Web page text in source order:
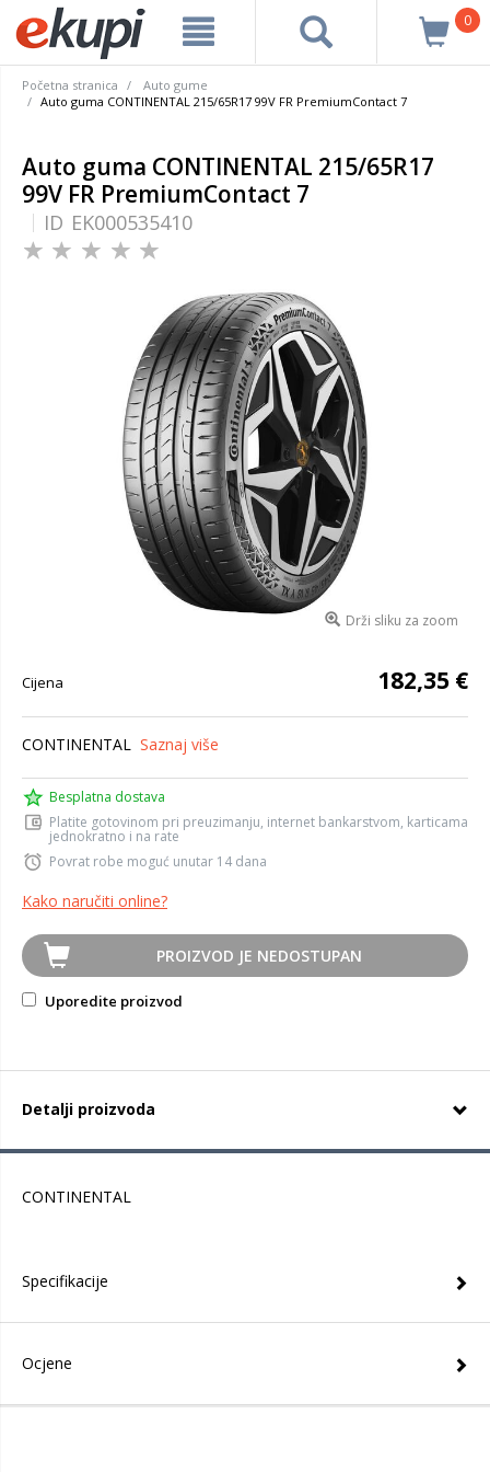
0
Početna stranica
Auto gume
Auto guma CONTINENTAL 215/65R17 99V FR PremiumContact 7
Auto guma CONTINENTAL 215/65R17
99V FR PremiumContact 7
ID EK000535410
Drži sliku za zoom
Cijena 182,35 €
CONTINENTAL Saznaj više
Besplatna dostava
Platite gotovinom pri preuzimanju, internet bankarstvom, karticama
jednokratno i na rate
Povrat robe moguć unutar 14 dana
Kako naručiti online?
PROIZVOD JE NEDOSTUPAN
Uporedite proizvod
Detalji proizvoda
CONTINENTAL
Specifikacije
Ocjene